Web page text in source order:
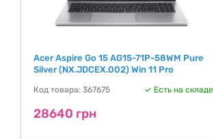
Acer Aspire Go 15 AG15-71P-58WM Pure
Silver (NX.JDCEX.002) Win 11 Pro
Код товара: 367675 Есть на складе
28640 грн